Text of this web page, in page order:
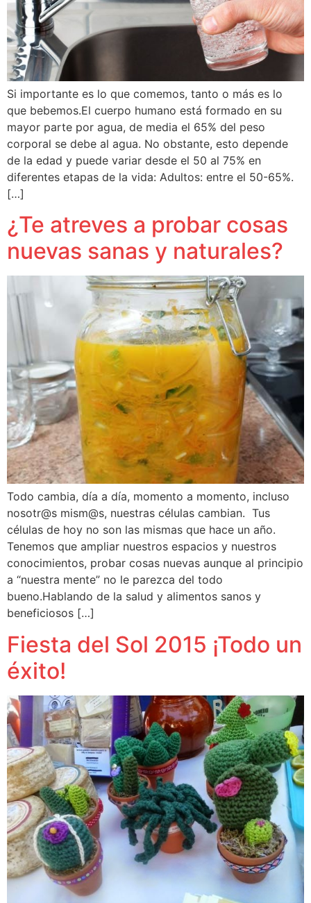
Si importante es lo que comemos, tanto o más es lo
que bebemos.El cuerpo humano está formado en su
mayor parte por agua, de media el 65% del peso
corporal se debe al agua. No obstante, esto depende
de la edad y puede variar desde el 50 al 75% en
diferentes etapas de la vida: Adultos: entre el 50-65%.
[…]
¿Te atreves a probar cosas
nuevas sanas y naturales?
Todo cambia, día a día, momento a momento, incluso
nosotr@s mism@s, nuestras células cambian. Tus
células de hoy no son las mismas que hace un año.
Tenemos que ampliar nuestros espacios y nuestros
conocimientos, probar cosas nuevas aunque al principio
a “nuestra mente” no le parezca del todo
bueno.Hablando de la salud y alimentos sanos y
beneficiosos […]
Fiesta del Sol 2015 ¡Todo un
éxito!